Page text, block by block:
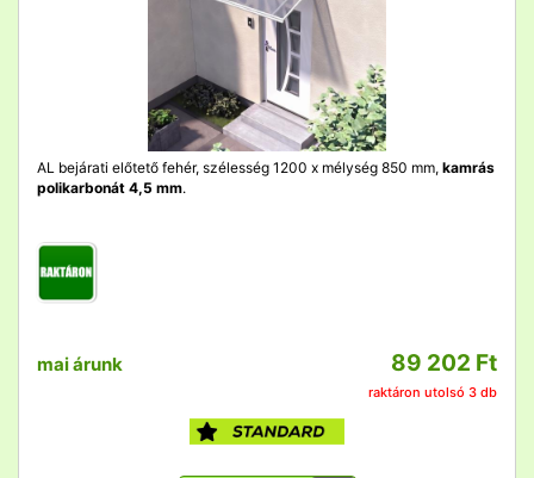
AL bejárati előtető fehér, szélesség 1200 x mélység 850 mm, kamrás
polikarbonát 4,5 mm.
mai árunk 89 202 Ft
raktáron utolsó 3 db